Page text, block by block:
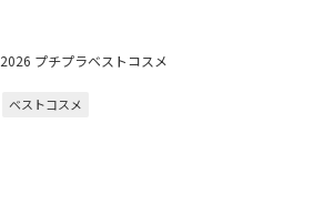
2026 プチプラベストコスメ
ベストコスメ